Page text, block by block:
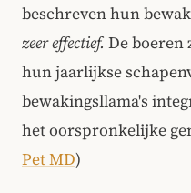
beschreven hun
zeer effectief. De boeren
hun jaarlijkse
bewakingsllama's
het oorspronkelijke
Pet MD)